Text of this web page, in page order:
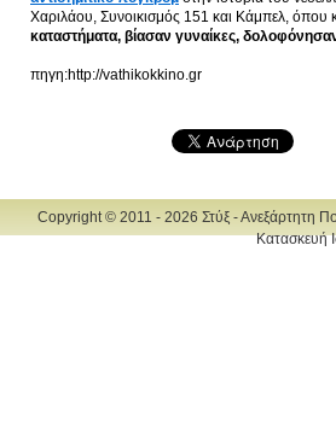
Χαριλάου, Συνοικισμός 151 και Κάμπελ, όπου
καταστήματα, βίασαν γυναίκες,
πηγη:http://vathikokkino.gr
Copyright © 2011 - 2026 Στύξ - Ανεξάρτητη
Κατασκευή